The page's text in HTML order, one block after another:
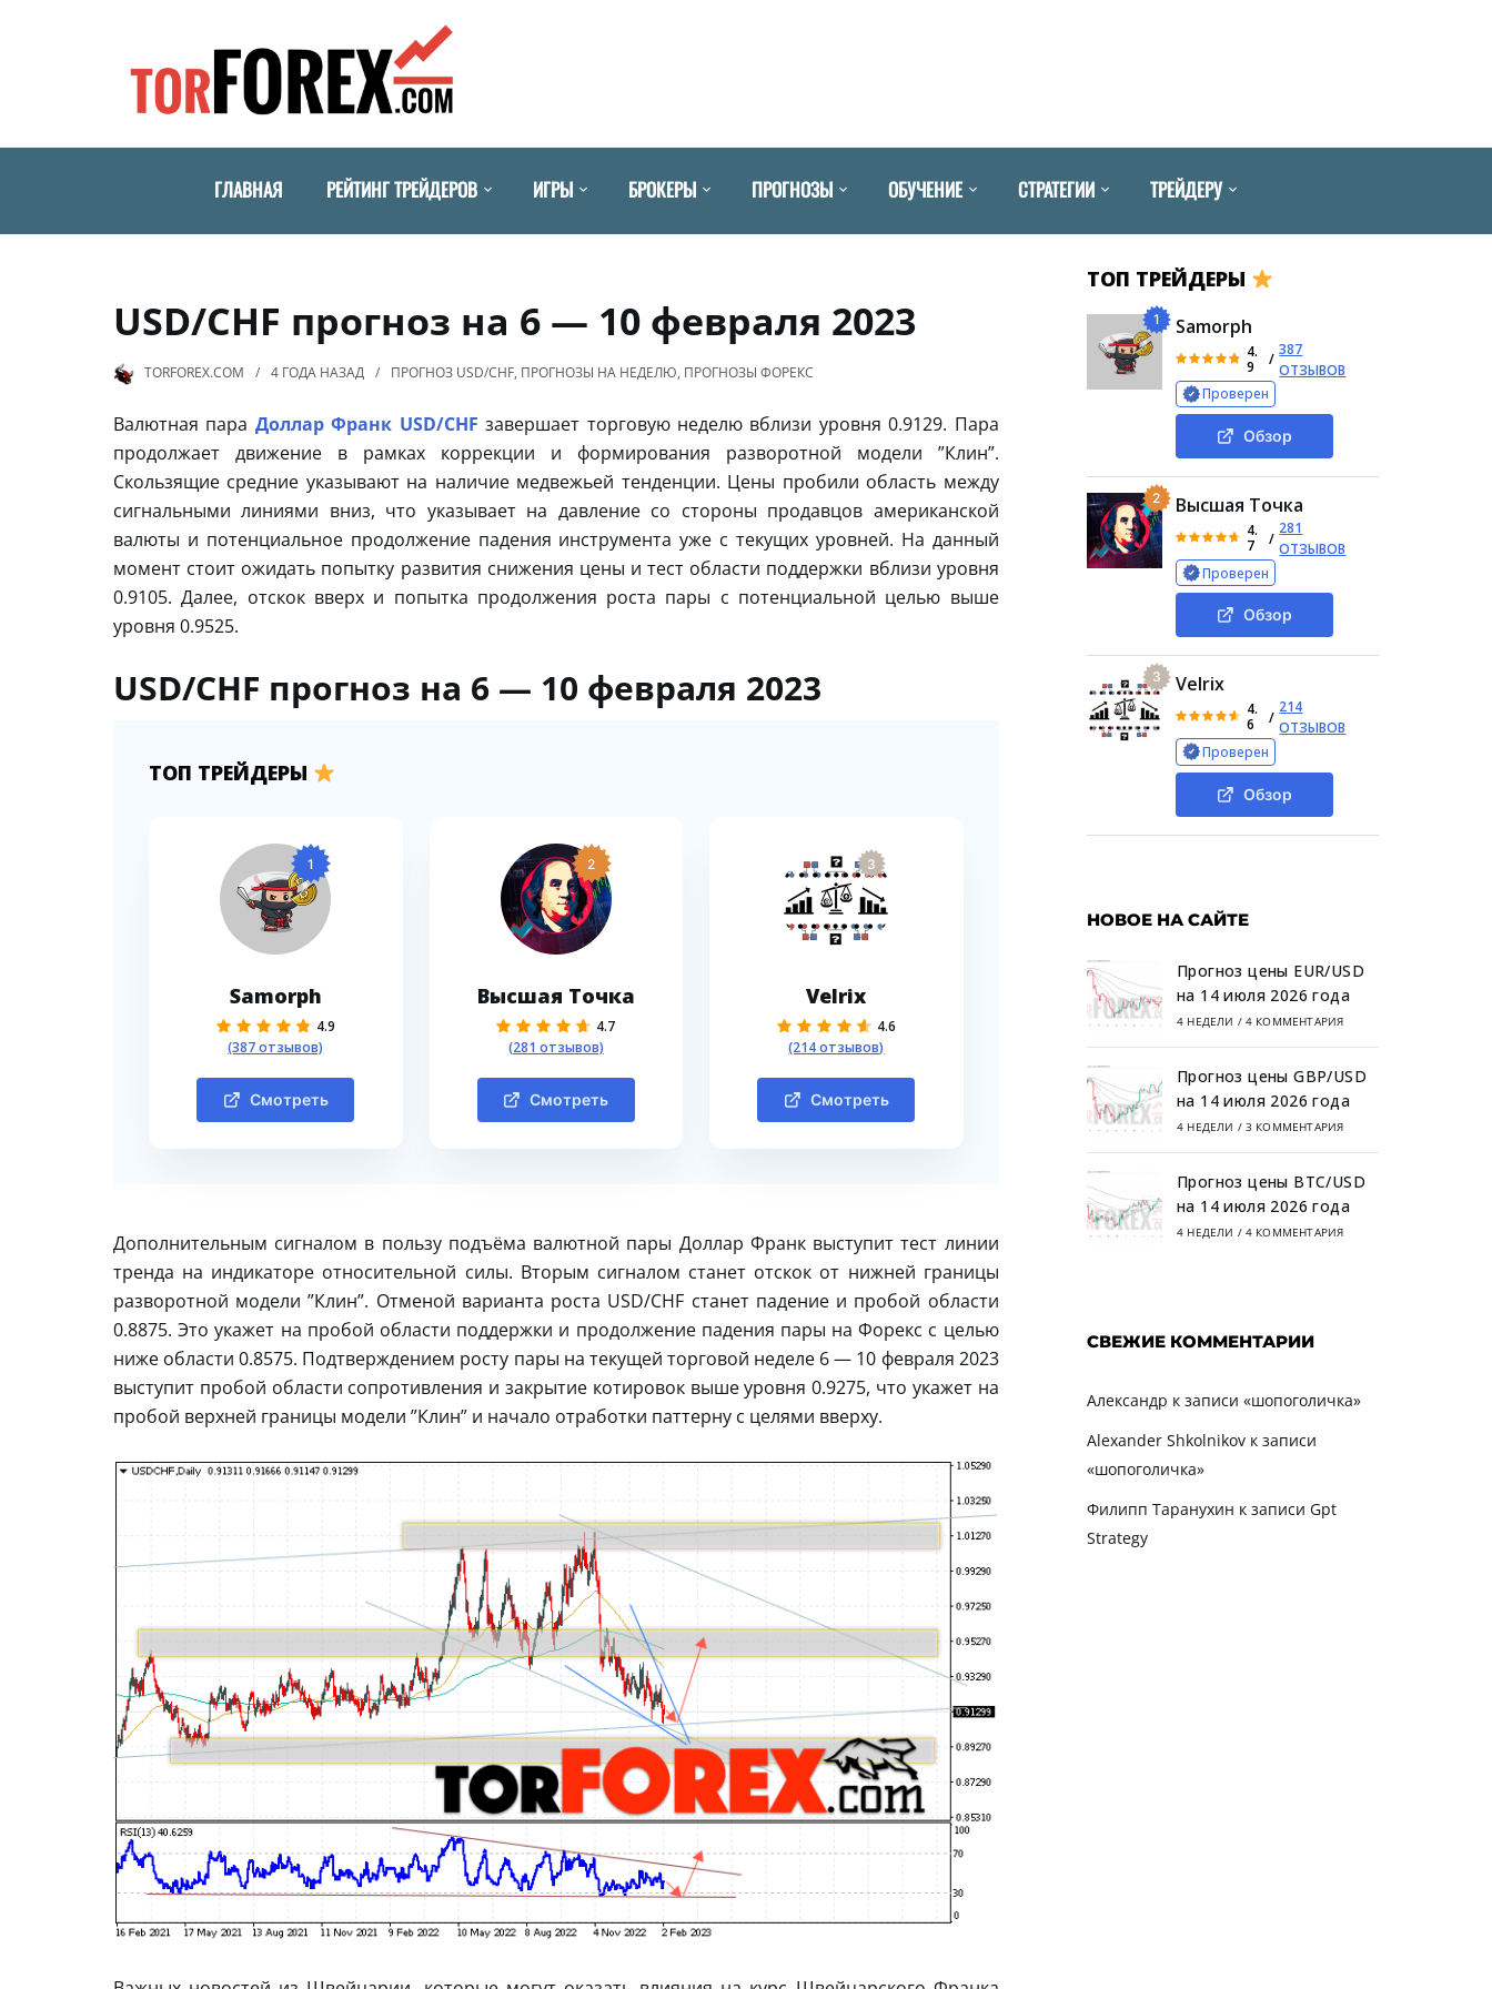
ГЛАВНАЯ РЕЙТИНГ ТРЕЙДЕРОВ ИГРЫ БРОКЕРЫ ПРОГНОЗЫ ОБУЧЕНИЕ СТРАТЕГИИ ТРЕЙДЕРУ
USD/CHF прогноз на 6 — 10 февраля 2023
TORFOREX.COM 4 ГОДА НАЗАД ПРОГНОЗ USD/CHF, ПРОГНОЗЫ НА НЕДЕЛЮ, ПРОГНОЗЫ ФОРЕКС
Валютная пара Доллар Франк USD/CHF завершает торговую неделю вблизи уровня 0.9129. Пара
продолжает движение в рамках коррекции и формирования разворотной модели ”Клин”.
Скользящие средние указывают на наличие медвежьей тенденции. Цены пробили область между
сигнальными линиями вниз, что указывает на давление со стороны продавцов американской
валюты и потенциальное продолжение падения инструмента уже с текущих уровней. На данный
момент стоит ожидать попытку развития снижения цены и тест области поддержки вблизи уровня
0.9105. Далее, отскок вверх и попытка продолжения роста пары с потенциальной целью выше
уровня 0.9525.
USD/CHF прогноз на 6 — 10 февраля 2023
ТОП ТРЕЙДЕРЫ
1
Samorph
4.9
(387 отзывов)
Смотреть
2
Высшая Точка
4.7
(281 отзывов)
Смотреть
3
Velrix
4.6
(214 отзывов)
Смотреть
Дополнительным сигналом в пользу подъёма валютной пары Доллар Франк выступит тест линии
тренда на индикаторе относительной силы. Вторым сигналом станет отскок от нижней границы
разворотной модели ”Клин”. Отменой варианта роста USD/CHF станет падение и пробой области
0.8875. Это укажет на пробой области поддержки и продолжение падения пары на Форекс с целью
ниже области 0.8575. Подтверждением росту пары на текущей торговой неделе 6 — 10 февраля 2023
выступит пробой области сопротивления и закрытие котировок выше уровня 0.9275, что укажет на
пробой верхней границы модели ”Клин” и начало отработки паттерну с целями вверху.
ТОП ТРЕЙДЕРЫ
1 Samorph
4.
9
/
387
ОТЗЫВОВ
Проверен
Обзор
2 Высшая Точка
4.
7
/
281
ОТЗЫВОВ
Проверен
Обзор
3 Velrix
4.
6
/
214
ОТЗЫВОВ
Проверен
Обзор
НОВОЕ НА САЙТЕ
Прогноз цены EUR/USD
на 14 июля 2026 года
4 НЕДЕЛИ / 4 КОММЕНТАРИЯ
Прогноз цены GBP/USD
на 14 июля 2026 года
4 НЕДЕЛИ / 3 КОММЕНТАРИЯ
Прогноз цены BTC/USD
на 14 июля 2026 года
4 НЕДЕЛИ / 4 КОММЕНТАРИЯ
СВЕЖИЕ КОММЕНТАРИИ
Александр к записи «шопоголичка»
Alexander Shkolnikovк записи
«шопоголичка»
Филипп Таранухин к записи Gpt
Strategy